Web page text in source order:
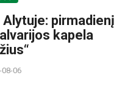
pirmadienį
kapela
08-06